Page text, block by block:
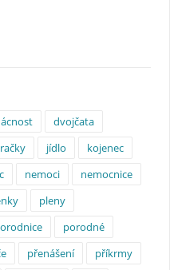
dvojčata
jídlo
kojenec
nemoci
nemocnice
pleny
porodné
přenášení
příkrmy